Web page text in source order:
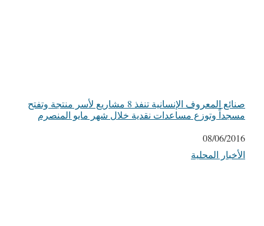
صنائع المعروف الإنسانية تنفذ 8 مشاريع لأسر منتجة وتفتح
مسجداً وتوزع مساعدات نقدية خلال شهر مايو المنصرم
التاريخ
08/06/2016
في ما يتعلق بما يأتي
الأخبار المحلية